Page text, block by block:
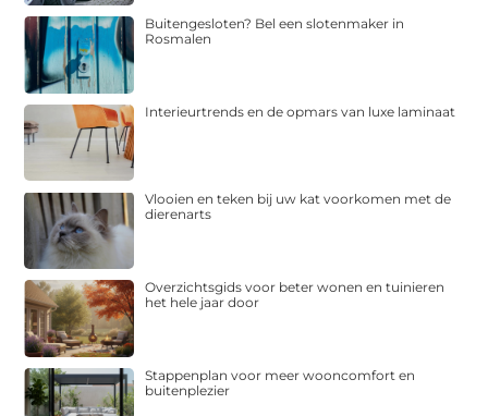
Buitengesloten? Bel een slotenmaker in
Rosmalen
Interieurtrends en de opmars van luxe laminaat
Vlooien en teken bij uw kat voorkomen met de
dierenarts
Overzichtsgids voor beter wonen en tuinieren
het hele jaar door
Stappenplan voor meer wooncomfort en
buitenplezier